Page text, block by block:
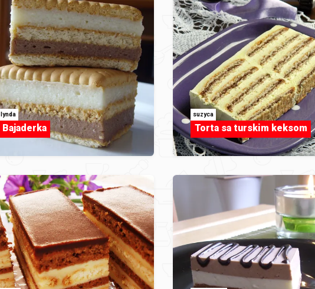
lynda
Bajaderka
suzyca
Torta sa turskim keksom